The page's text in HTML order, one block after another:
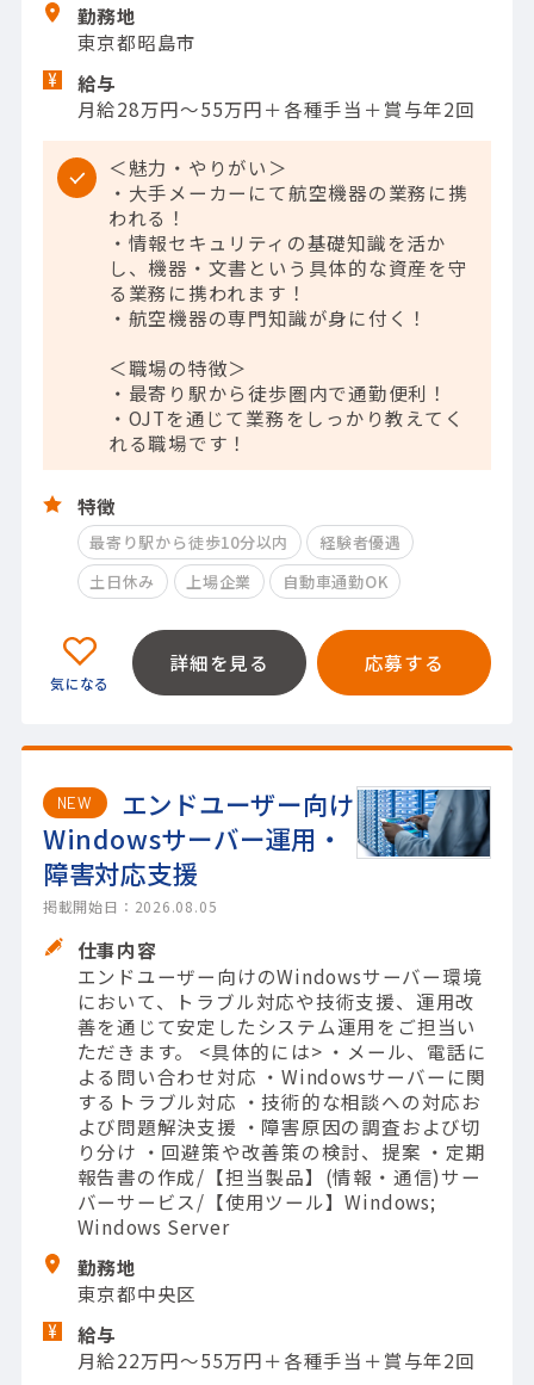
勤務地
東京都昭島市
給与
月給28万円～55万円＋各種手当＋賞与年2回
＜魅力・やりがい＞
・大手メーカーにて航空機器の業務に携
われる！
・情報セキュリティの基礎知識を活か
し、機器・文書という具体的な資産を守
る業務に携われます！
・航空機器の専門知識が身に付く！
＜職場の特徴＞
・最寄り駅から徒歩圏内で通勤便利！
・OJTを通じて業務をしっかり教えてく
れる職場です！
特徴
最寄り駅から徒歩10分以内
経験者優遇
土日休み
上場企業 自動車通勤OK
詳細を見る 応募する
NEW
エンドユーザー向け
Windowsサーバー運用・
障害対応支援
掲載開始日：2026.08.05
仕事内容
エンドユーザー向けのWindowsサーバー環境
において、トラブル対応や技術支援、運用改
善を通じて安定したシステム運用をご担当い
ただきます。 <具体的には> ・メール、電話に
よる問い合わせ対応 ・Windowsサーバーに関
するトラブル対応 ・技術的な相談への対応お
よび問題解決支援 ・障害原因の調査および切
り分け ・回避策や改善策の検討、提案 ・定期
報告書の作成/【担当製品】(情報・通信)サー
バーサービス/【使用ツール】Windows;
Windows Server
勤務地
東京都中央区
給与
月給22万円～55万円＋各種手当＋賞与年2回